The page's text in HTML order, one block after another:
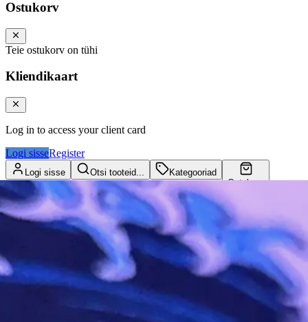
Ostukorv
Teie ostukorv on tühi
Kliendikaart
Log in to access your client card
Logi sisseRegister
Logi sisse Otsi tooteid...
Kategooriad
Ostukorv
Kliendikaart